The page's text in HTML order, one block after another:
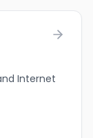
Internet